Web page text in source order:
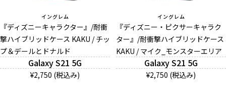
イングレム
『ディズニーキャラクター』/耐衝
撃ハイブリッドケース KAKU / チッ
プ＆デールとドナルド
Galaxy S21 5G
¥2,750 (税込み)
イングレム
『ディズニー・ピクサーキャラク
ター』/耐衝撃ハイブリッドケース
KAKU / マイク_モンスターエリア
Galaxy S21 5G
¥2,750 (税込み)